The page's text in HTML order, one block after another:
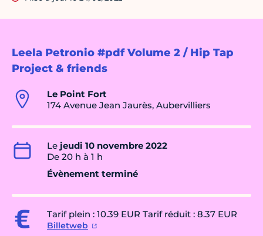
Leela Petronio #pdf Volume 2 / Hip Tap
Project & friends
Le Point Fort
174 Avenue Jean Jaurès, Aubervilliers
Le jeudi 10 novembre 2022
De 20 h à 1 h
Évènement terminé
Tarif plein : 10.39 EUR Tarif réduit : 8.37 EUR
Billetweb